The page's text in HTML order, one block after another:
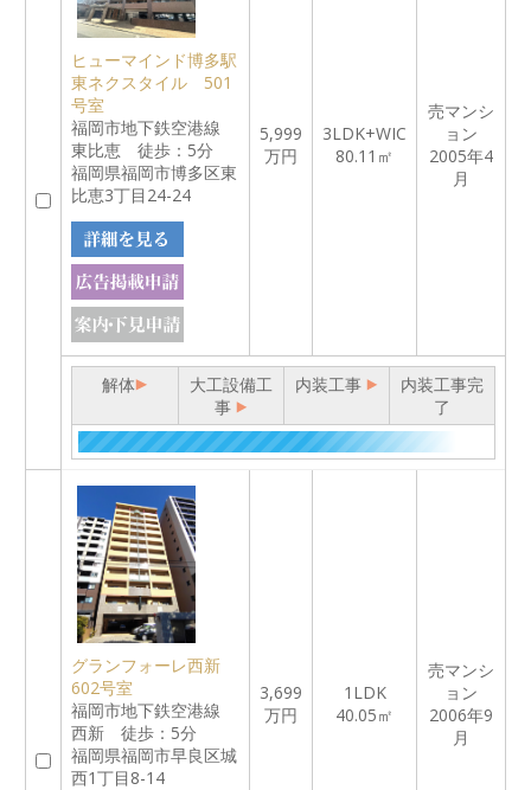
ヒューマインド博多駅
東ネクスタイル 501
号室
福岡市地下鉄空港線
東比恵 徒歩：5分
福岡県福岡市博多区東
比恵3丁目24-24
5,999
万円
3LDK+WIC
80.11㎡
売マンシ
ョン
2005年4
月
解体
大工設備工
事
内装工事
内装工事完
了
グランフォーレ西新
602号室
福岡市地下鉄空港線
西新 徒歩：5分
福岡県福岡市早良区城
西1丁目8-14
3,699
万円
1LDK
40.05㎡
売マンシ
ョン
2006年9
月